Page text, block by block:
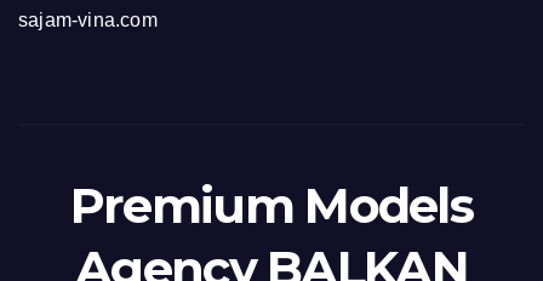
sajam-vina.com
Premium Models
Agency BALKAN